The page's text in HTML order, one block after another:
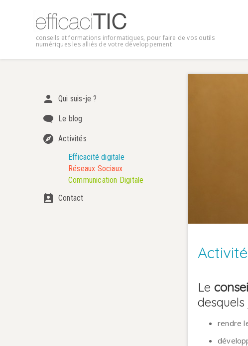
conseils et formations informatiques, pour faire de vos outils
numériques les alliés de votre développement
Qui suis-je ?
Le blog
Activités
Efficacité digitale
Réseaux Sociaux
Communication Digitale
Contact
Le
rendre